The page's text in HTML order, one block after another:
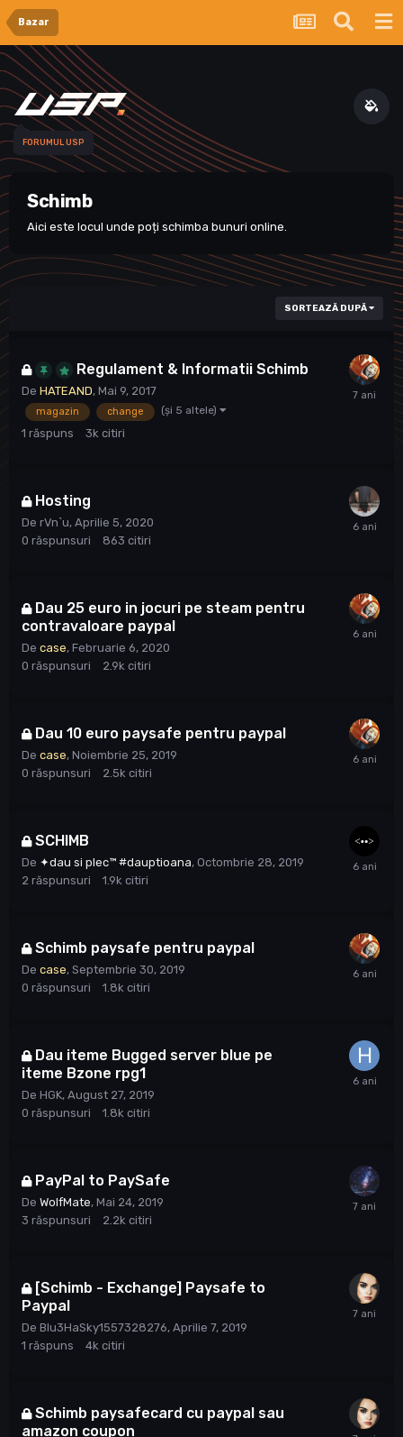
Bazar
FORUMUL USP
Schimb
Aici este locul unde poți schimba bunuri online.
SORTEAZĂ DUPĂ
Regulament & Informatii Schimb
De HATEAND, Mai 9, 2017
magazin change (și 5 altele)
1 răspuns 3k citiri
Hosting
De rVn`u, Aprilie 5, 2020
0 răspunsuri 863 citiri
Dau 25 euro in jocuri pe steam pentru
contravaloare paypal
De case, Februarie 6, 2020
0 răspunsuri 2.9k citiri
Dau 10 euro paysafe pentru paypal
De case, Noiembrie 25, 2019
0 răspunsuri 2.5k citiri
SCHIMB
De ✦dau si plec™ #dauptioana, Octombrie 28, 2019
2 răspunsuri 1.9k citiri
Schimb paysafe pentru paypal
De case, Septembrie 30, 2019
0 răspunsuri 1.8k citiri
Dau iteme Bugged server blue pe
iteme Bzone rpg1
De HGK, August 27, 2019
0 răspunsuri 1.8k citiri
PayPal to PaySafe
De WolfMate, Mai 24, 2019
3 răspunsuri 2.2k citiri
[Schimb - Exchange] Paysafe to
Paypal
De Blu3HaSky1557328276, Aprilie 7, 2019
1 răspuns 4k citiri
Schimb paysafecard cu paypal sau
amazon coupon